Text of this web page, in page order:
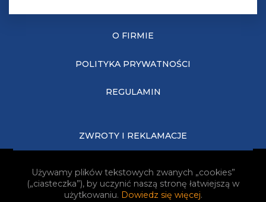
O FIRMIE
POLITYKA PRYWATNOŚCI
REGULAMIN
ZWROTY I REKLAMACJE
JAK KUPOWAĆ?
Używamy plików tekstowych zwanych „cookies”
(„ciasteczka”), by uczynić naszą stronę łatwiejszą w
użytkowaniu. Dowiedz się więcej.